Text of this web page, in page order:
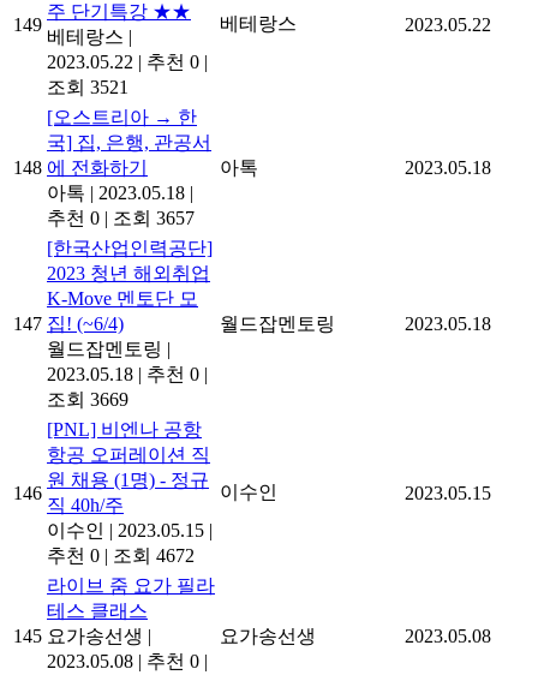
149
주 단기특강 ★★
베테랑스 |
2023.05.22 | 추천 0 |
조회 3521
베테랑스 2023.05.22
148
[오스트리아 → 한
국] 집, 은행, 관공서
에 전화하기
아톡 | 2023.05.18 |
추천 0 | 조회 3657
아톡 2023.05.18
147
[한국산업인력공단]
2023 청년 해외취업
K-Move 멘토단 모
집! (~6/4)
월드잡멘토링 |
2023.05.18 | 추천 0 |
조회 3669
월드잡멘토링 2023.05.18
146
[PNL] 비엔나 공항
항공 오퍼레이션 직
원 채용 (1명) - 정규
직 40h/주
이수인 | 2023.05.15 |
추천 0 | 조회 4672
이수인 2023.05.15
145
라이브 줌 요가 필라
테스 클래스
요가송선생 |
2023.05.08 | 추천 0 |
요가송선생 2023.05.08